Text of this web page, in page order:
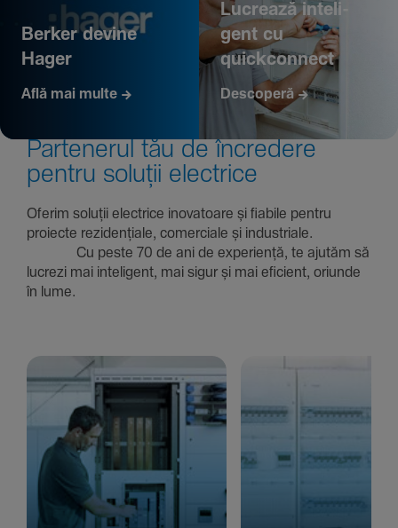
Berker devine
Hager
Află mai multe
Lucrează inte­li­
gent cu
quickconnect
Descoperă
Parte­nerul tău de încre­dere
pentru soluții electrice
Oferim soluții electrice inova­toare și fiabile pentru
proiecte rezi­den­țiale, comer­ciale și indus­triale.
Cu peste 70 de ani de expe­riență, te ajutăm să
lucrezi mai inte­li­gent, mai sigur și mai eficient, oriunde
în lume.